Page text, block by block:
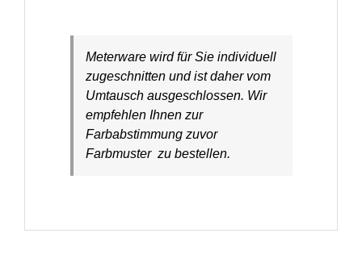
Meterware wird für Sie individuell
zugeschnitten und ist daher vom
Umtausch ausgeschlossen. Wir
empfehlen Ihnen zur
Farbabstimmung zuvor
Farbmuster zu bestellen.